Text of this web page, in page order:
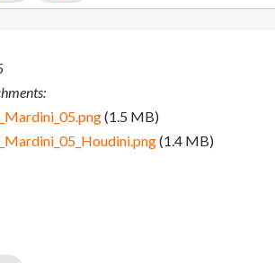
(1.5 MB)
(1.4 MB)